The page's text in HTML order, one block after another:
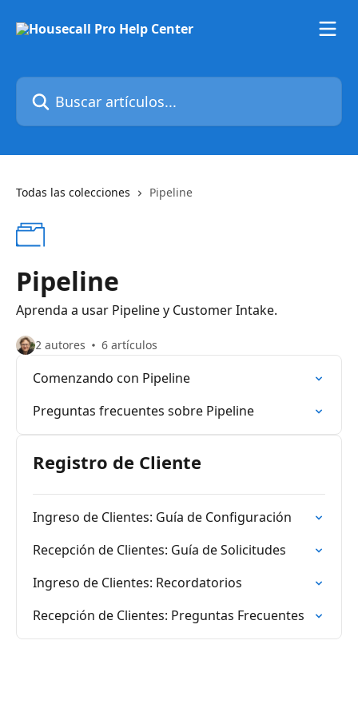
Buscar artículos...
Todas las colecciones Pipeline
Pipeline
Aprenda a usar Pipeline y Customer Intake.
2 autores 6 artículos
Comenzando con Pipeline
Preguntas frecuentes sobre Pipeline
Registro de Cliente
Ingreso de Clientes: Guía de Configuración
Recepción de Clientes: Guía de Solicitudes
Ingreso de Clientes: Recordatorios
Recepción de Clientes: Preguntas Frecuentes